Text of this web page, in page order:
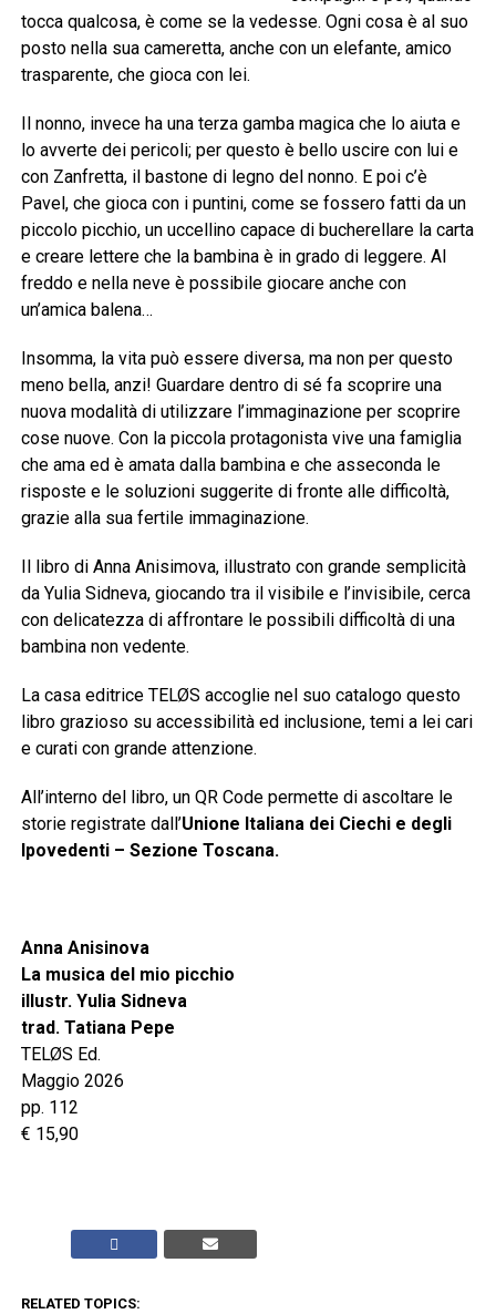
tocca qualcosa, è come se la vedesse. Ogni cosa è al suo
posto nella sua cameretta, anche con un elefante, amico
trasparente, che gioca con lei.
Il nonno, invece ha una terza gamba magica che lo aiuta e
lo avverte dei pericoli; per questo è bello uscire con lui e
con Zanfretta, il bastone di legno del nonno. E poi c’è
Pavel, che gioca con i puntini, come se fossero fatti da un
piccolo picchio, un uccellino capace di bucherellare la carta
e creare lettere che la bambina è in grado di leggere. Al
freddo e nella neve è possibile giocare anche con
un’amica balena…
Insomma, la vita può essere diversa, ma non per questo
meno bella, anzi! Guardare dentro di sé fa scoprire una
nuova modalità di utilizzare l’immaginazione per scoprire
cose nuove. Con la piccola protagonista vive una famiglia
che ama ed è amata dalla bambina e che asseconda le
risposte e le soluzioni suggerite di fronte alle difficoltà,
grazie alla sua fertile immaginazione.
Il libro di Anna Anisimova, illustrato con grande semplicità
da Yulia Sidneva, giocando tra il visibile e l’invisibile, cerca
con delicatezza di affrontare le possibili difficoltà di una
bambina non vedente.
La casa editrice TELØS accoglie nel suo catalogo questo
libro grazioso su accessibilità ed inclusione, temi a lei cari
e curati con grande attenzione.
All’interno del libro, un QR Code permette di ascoltare le
storie registrate dall’Unione Italiana dei Ciechi e degli
Ipovedenti – Sezione Toscana.
Anna Anisinova
La musica del mio picchio
illustr. Yulia Sidneva
trad. Tatiana Pepe
TELØS Ed.
Maggio 2026
pp. 112
€ 15,90
RELATED TOPICS: